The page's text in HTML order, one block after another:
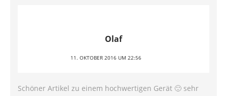
Olaf
11. OKTOBER 2016 UM 22:56
Schöner Artikel zu einem hochwertigen Gerät 🙂 sehr